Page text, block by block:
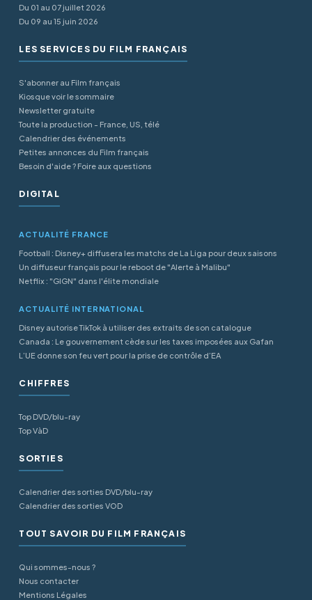
Du 01 au 07 juillet 2026
Du 09 au 15 juin 2026
LES SERVICES DU FILM FRANÇAIS
S'abonner au Film français
Kiosque voir le sommaire
Newsletter gratuite
Toute la production - France, US, télé
Calendrier des événements
Petites annonces du Film français
Besoin d'aide ? Foire aux questions
DIGITAL
ACTUALITÉ FRANCE
Football : Disney+ diffusera les matchs de La Liga pour deux saisons
Un diffuseur français pour le reboot de "Alerte à Malibu"
Netflix : "GIGN" dans l'élite mondiale
ACTUALITÉ INTERNATIONAL
Disney autorise TikTok à utiliser des extraits de son catalogue
Canada : Le gouvernement cède sur les taxes imposées aux Gafan
L’UE donne son feu vert pour la prise de contrôle d’EA
CHIFFRES
Top DVD/blu-ray
Top VàD
SORTIES
Calendrier des sorties DVD/blu-ray
Calendrier des sorties VOD
TOUT SAVOIR DU FILM FRANÇAIS
Qui sommes-nous ?
Nous contacter
Mentions Légales